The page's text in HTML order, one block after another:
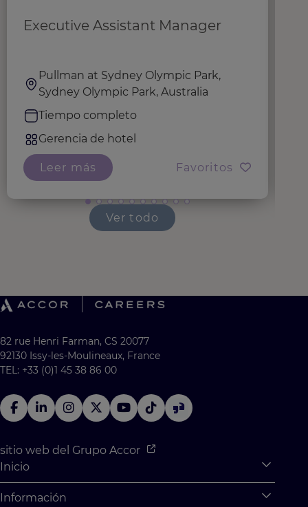
Executive Assistant Manager
Pullman at Sydney Olympic Park,
Sydney Olympic Park, Australia
Tiempo completo
Gerencia de hotel
Leer más Favoritos
Ver todo
82 rue Henri Farman, CS 20077
92130 Issy-les-Moulineaux, France
TEL: +33 (0)1 45 38 86 00
sitio web del Grupo Accor
Inicio
Información